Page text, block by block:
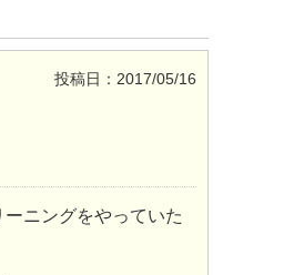
投稿日：2017/05/16
ニングをやっていた